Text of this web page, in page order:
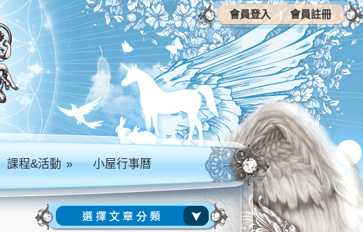
課程&活動» 小屋行事曆
會員登入 | 會員註冊